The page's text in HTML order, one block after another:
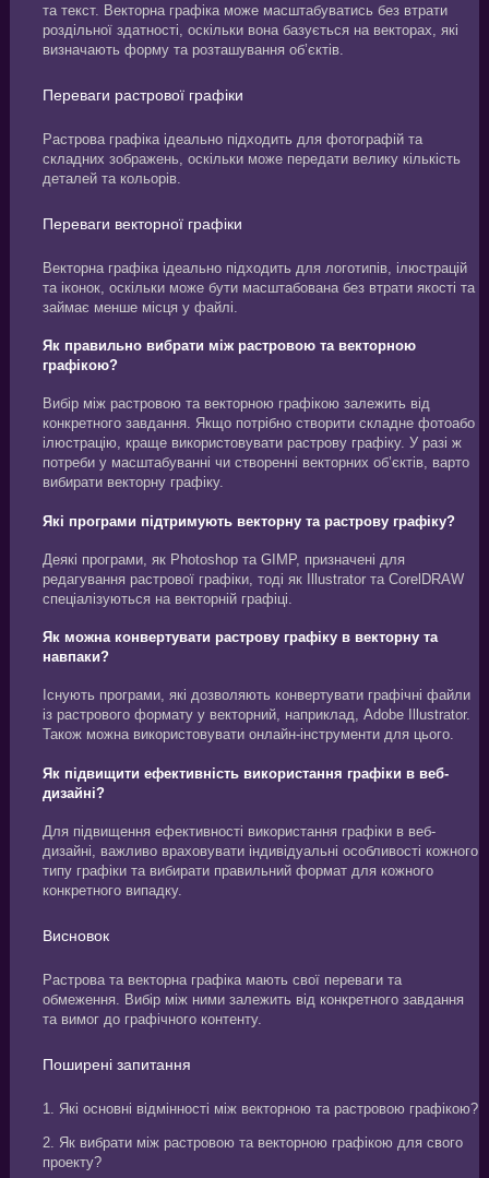
та текст. Векторна графіка може масштабуватись без втрати
роздільної здатності, оскільки вона базується на векторах, які
визначають форму та розташування об’єктів.
Переваги растрової графіки
Растрова графіка ідеально підходить для фотографій та
складних зображень, оскільки може передати велику кількість
деталей та кольорів.
Переваги векторної графіки
Векторна графіка ідеально підходить для логотипів, ілюстрацій
та іконок, оскільки може бути масштабована без втрати якості та
займає менше місця у файлі.
Як правильно вибрати між растровою та векторною
графікою?
Вибір між растровою та векторною графікою залежить від
конкретного завдання. Якщо потрібно створити складне фотоабо
ілюстрацію, краще використовувати растрову графіку. У разі ж
потреби у масштабуванні чи створенні векторних об’єктів, варто
вибирати векторну графіку.
Які програми підтримують векторну та растрову графіку?
Деякі програми, як Photoshop та GIMP, призначені для
редагування растрової графіки, тоді як Illustrator та CorelDRAW
спеціалізуються на векторній графіці.
Як можна конвертувати растрову графіку в векторну та
навпаки?
Існують програми, які дозволяють конвертувати графічні файли
із растрового формату у векторний, наприклад, Adobe Illustrator.
Також можна використовувати онлайн-інструменти для цього.
Як підвищити ефективність використання графіки в веб-
дизайні?
Для підвищення ефективності використання графіки в веб-
дизайні, важливо враховувати індивідуальні особливості кожного
типу графіки та вибирати правильний формат для кожного
конкретного випадку.
Висновок
Растрова та векторна графіка мають свої переваги та
обмеження. Вибір між ними залежить від конкретного завдання
та вимог до графічного контенту.
Поширені запитання
1. Які основні відмінності між векторною та растровою графікою?
2. Як вибрати між растровою та векторною графікою для свого
проекту?